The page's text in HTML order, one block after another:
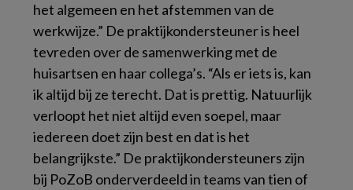
het algemeen en het afstemmen van de
werkwijze.” De praktijkondersteuner is heel
tevreden over de samenwerking met de
huisartsen en haar collega’s. “Als er iets is, kan
ik altijd bij ze terecht. Dat is prettig. Natuurlijk
verloopt het niet altijd even soepel, maar
iedereen doet zijn best en dat is het
belangrijkste.” De praktijkondersteuners zijn
bij PoZoB onderverdeeld in teams van tien of